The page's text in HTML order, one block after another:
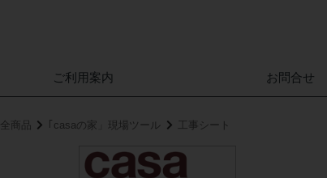
ご利用案内 お問合せ
全商品 ｢casaの家」現場ツール 工事シート